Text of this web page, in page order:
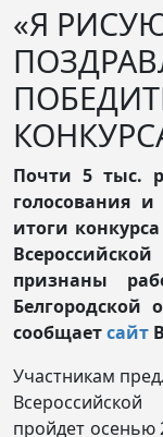
«Я
Почти 5 тыс.
голосования
итоги
признаны
Белгородской
сообщаетсайт
Участникам
пройдет осенью